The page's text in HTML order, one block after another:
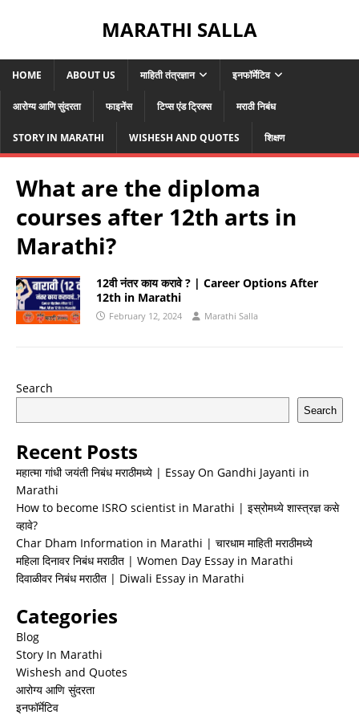
MARATHI SALLA
HOME ABOUT US माहिती तंत्रज्ञान इनफॉर्मेटिव
आरोग्य आणि सुंदरता फाइनेंस टिप्स एंड ट्रिक्स मराठी निबंध
STORY IN MARATHI WISHESH AND QUOTES शिक्षण
What are the diploma
courses after 12th arts in
Marathi?
12वी नंतर काय करावे ? | Career Options After
12th in Marathi
February 12, 2024 Marathi Salla
Search
Search
Recent Posts
महात्मा गांधी जयंती निबंध मराठीमध्ये | Essay On Gandhi Jayanti in
Marathi
How to become ISRO scientist in Marathi | इस्रोमध्ये शास्त्रज्ञ कसे
व्हावे?
Char Dham Information in Marathi | चारधाम माहिती मराठीमध्ये
महिला दिनावर निबंध मराठीत | Women Day Essay in Marathi
दिवाळीवर निबंध मराठीत | Diwali Essay in Marathi
Categories
Blog
Story In Marathi
Wishesh and Quotes
आरोग्य आणि सुंदरता
इनफॉर्मेटिव